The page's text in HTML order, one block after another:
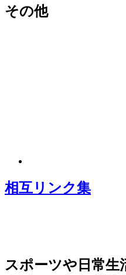
その他
相互リンク集
スポーツや日常生